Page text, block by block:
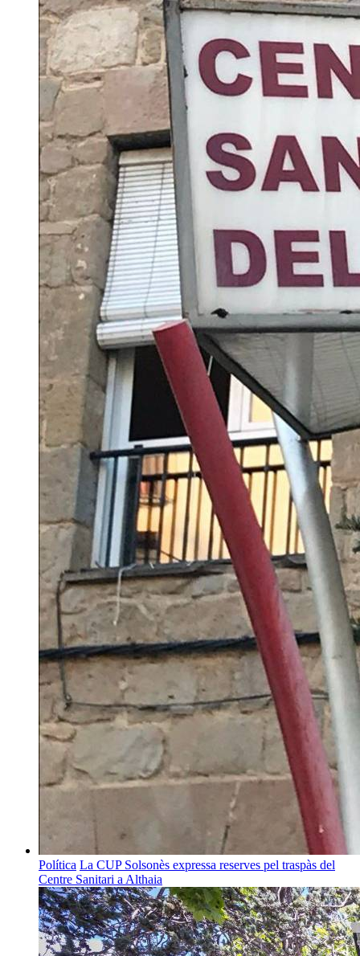
Política La CUP Solsonès expressa reserves pel traspàs del
Centre Sanitari a Althaia